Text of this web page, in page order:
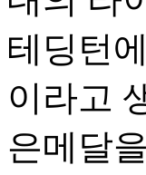
테딩턴
이라고
은메달